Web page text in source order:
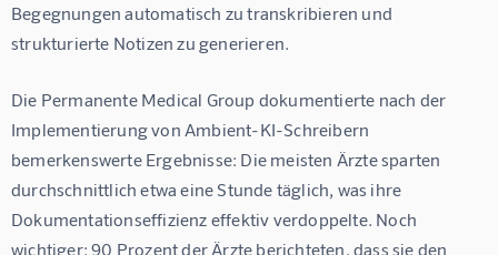
Begegnungen automatisch zu transkribieren und
strukturierte Notizen zu generieren.
Die Permanente Medical Group dokumentierte nach der
Implementierung von Ambient-KI-Schreibern
bemerkenswerte Ergebnisse: Die meisten Ärzte sparten
durchschnittlich etwa eine Stunde täglich , was ihre
Dokumentationseffizienz effektiv verdoppelte. Noch
wichtiger: 90 Prozent der Ärzte berichteten, dass sie den